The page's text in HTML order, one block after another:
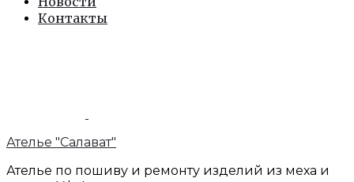
Контакты
Ателье "Салават"
Ателье по пошиву и ремонту изделий из меха и